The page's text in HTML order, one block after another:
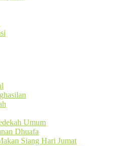
Umum
Dhuafa
Siang Hari Jumat